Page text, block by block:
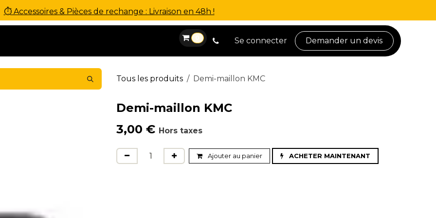
⏱ Accessoires & Pièces de rechange : Livraison en 48h !
0 Se connecter Demander un devis
Tous les produits Demi-maillon KMC
Demi-maillon KMC
3,00 € Hors taxes
Ajouter au panier ACHETER MAINTENANT